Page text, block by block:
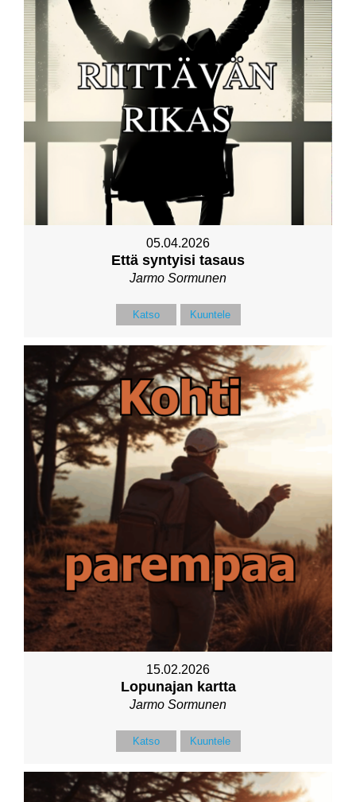
05.04.2026
Että syntyisi tasaus
Jarmo Sormunen
Katso Kuuntele
15.02.2026
Lopunajan kartta
Jarmo Sormunen
Katso Kuuntele